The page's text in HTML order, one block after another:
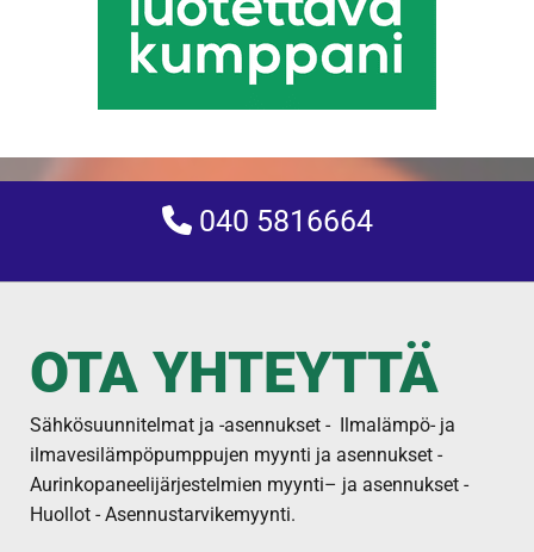
 040 5816664
OTA YHTEYTTÄ
Sähkösuunnitelmat ja -asennukset - Ilmalämpö- ja
ilmavesilämpöpumppujen myynti ja asennukset -
Aurinkopaneelijärjestelmien myynti– ja asennukset -
Huollot - Asennustarvikemyynti.